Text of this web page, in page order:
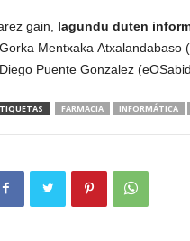
gain, lagundu duten
Mentxaka Atxalandabaso
Puente Gonzalez
FARMACIA INFORMÁTICA